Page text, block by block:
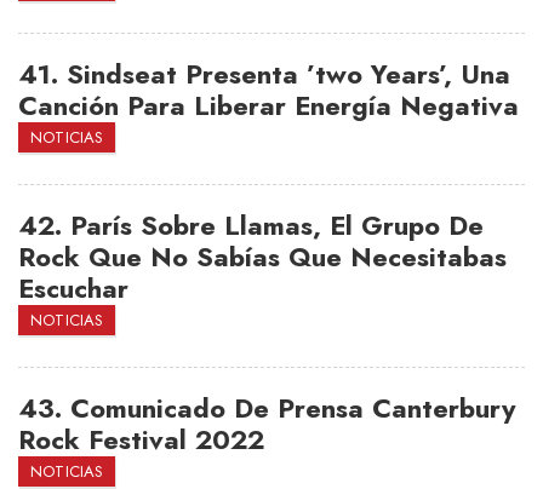
41. Sindseat Presenta ’two Years’, Una
Canción Para Liberar Energía Negativa
NOTICIAS
42. París Sobre Llamas, El Grupo De
Rock Que No Sabías Que Necesitabas
Escuchar
NOTICIAS
43. Comunicado De Prensa Canterbury
Rock Festival 2022
NOTICIAS